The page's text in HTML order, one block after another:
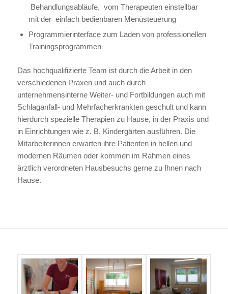
Behandlungsabläufe, vom Therapeuten einstellbar
mit der einfach bedienbaren Menüsteuerung
Programmierinterface zum Laden von professionellen
Trainingsprogrammen
Das hochqualifizierte Team ist durch die Arbeit in den
verschiedenen Praxen und auch durch
unternehmensinterne Weiter- und Fortbildungen auch mit
Schlaganfall- und Mehrfacherkrankten geschult und kann
hierdurch spezielle Therapien zu Hause, in der Praxis und
in Einrichtungen wie z. B. Kindergärten ausführen. Die
Mitarbeiterinnen erwarten ihre Patienten in hellen und
modernen Räumen oder kommen im Rahmen eines
ärztlich verordneten Hausbesuchs gerne zu Ihnen nach
Hause.